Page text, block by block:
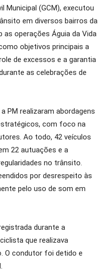
Municipal (GCM), executou
em diversos bairros da
as operações Águia da Vida
objetivos principais a
de excessos e a garantia
as celebrações de
PM realizaram abordagens
com foco na
Ao todo, 42 veículos
22 autuações e a
no trânsito.
por desrespeito às
pelo uso de som em
durante a
que realizava
O condutor foi detido e